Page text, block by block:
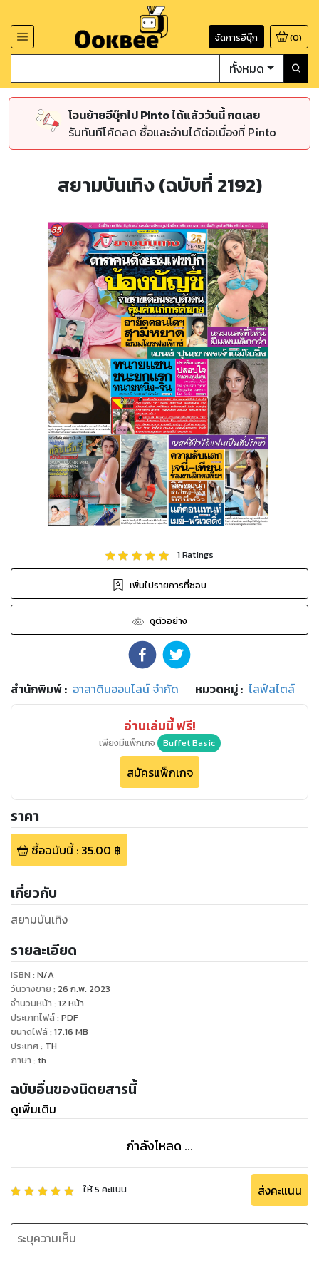
จัดการอีบุ๊ก (0)
ทั้งหมด
โอนย้ายอีบุ๊กไป Pinto ได้แล้ววันนี้ กดเลย
รับทันทีโค้ดลด ซื้อและอ่านได้ต่อเนื่องที่ Pinto
สยามบันเทิง (ฉบับที่ 2192)
1Ratings
เพิ่มไปรายการที่ชอบ
ดูตัวอย่าง
สำนักพิมพ์: อาลาดินออนไลน์ จำกัด หมวดหมู่: ไลฟ์สไตล์
อ่านเล่มนี้ ฟรี!
เพียงมีแพ็กเกจ Buffet Basic
สมัครแพ็กเกจ
ราคา
ซื้อฉบับนี้: 35.00 ฿
เกี่ยวกับ
สยามบันเทิง
รายละเอียด
ISBN : N/A
วันวางขาย : 26 ก.พ. 2023
จำนวนหน้า : 12 หน้า
ประเภทไฟล์: PDF
ขนาดไฟล์: 17.16 MB
ประเทศ: TH
ภาษา : th
ฉบับอื่นของนิตยสารนี้
ดูเพิ่มเติม
กำลังโหลด ...
ให้5 คะแนน ส่งคะแนน